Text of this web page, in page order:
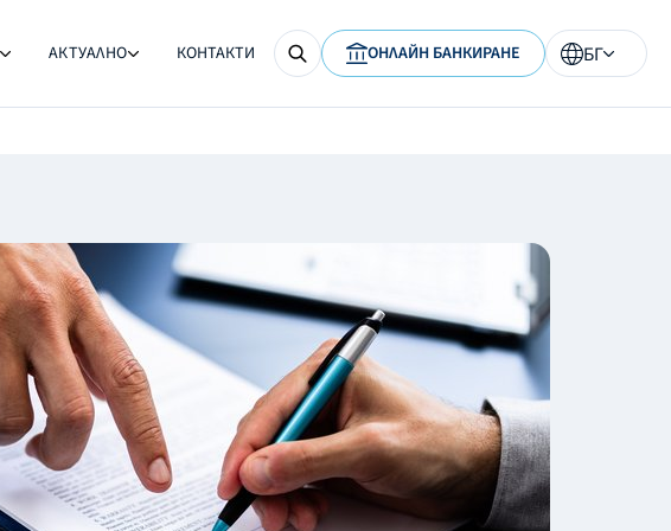
АКТУАЛНО КОНТАКТИ ОНЛАЙН БАНКИРАНЕ БГ